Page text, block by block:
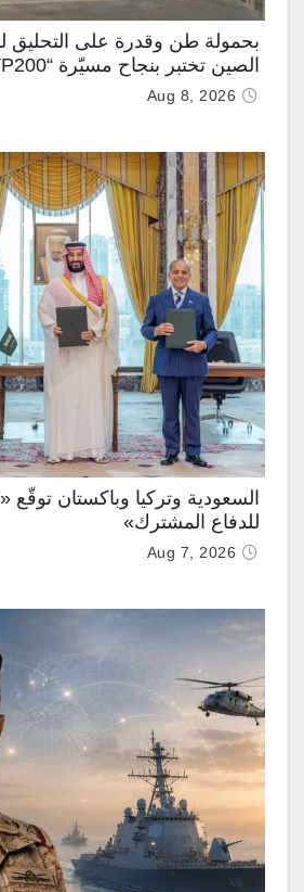
الصين تختبر بنجاح مسيّرة “TP200”
Aug 8, 2026
السعودية وتركيا وباكستان توقّع
للدفاع المشترك»
Aug 7, 2026